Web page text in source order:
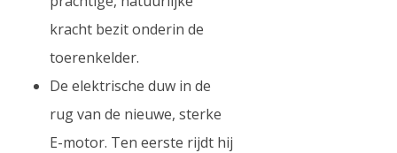
kracht bezit onderin de
toerenkelder.
De elektrische duw in de
rug van de nieuwe, sterke
E-motor. Ten eerste rijdt hij